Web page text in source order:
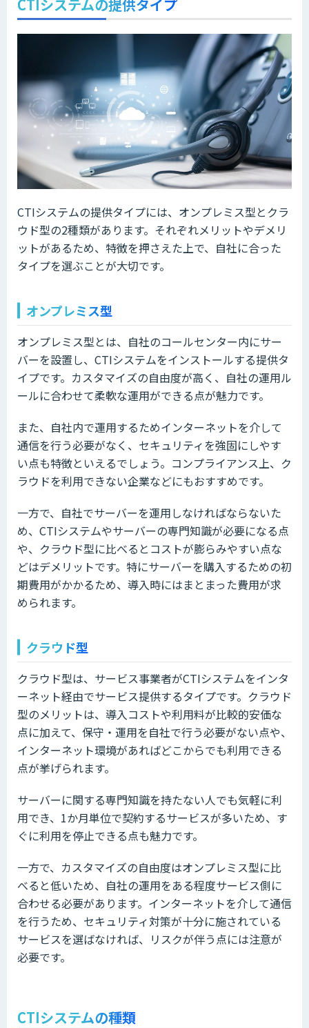
CTIシステムの提供タイプ
CTIシステムの提供タイプには、オンプレミス型とクラ
ウド型の2種類があります。それぞれメリットやデメリ
ットがあるため、特徴を押さえた上で、自社に合った
タイプを選ぶことが大切です。
オンプレミス型
オンプレミス型とは、自社のコールセンター内にサー
バーを設置し、CTIシステムをインストールする提供タ
イプです。カスタマイズの自由度が高く、自社の運用ル
ールに合わせて柔軟な運用ができる点が魅力です。
また、自社内で運用するためインターネットを介して
通信を行う必要がなく、セキュリティを強固にしやす
い点も特徴といえるでしょう。コンプライアンス上、ク
ラウドを利用できない企業などにもおすすめです。
一方で、自社でサーバーを運用しなければならないた
め、CTIシステムやサーバーの専門知識が必要になる点
や、クラウド型に比べるとコストが膨らみやすい点な
どはデメリットです。特にサーバーを購入するための初
期費用がかかるため、導入時にはまとまった費用が求
められます。
クラウド型
クラウド型は、サービス事業者がCTIシステムをインタ
ーネット経由でサービス提供するタイプです。クラウド
型のメリットは、導入コストや利用料が比較的安価な
点に加えて、保守・運用を自社で行う必要がない点や、
インターネット環境があればどこからでも利用できる
点が挙げられます。
サーバーに関する専門知識を持たない人でも気軽に利
用でき、1か月単位で契約するサービスが多いため、す
ぐに利用を停止できる点も魅力です。
一方で、カスタマイズの自由度はオンプレミス型に比
べると低いため、自社の運用をある程度サービス側に
合わせる必要があります。インターネットを介して通信
を行うため、セキュリティ対策が十分に施されている
サービスを選ばなければ、リスクが伴う点には注意が
必要です。
CTIシステムの種類